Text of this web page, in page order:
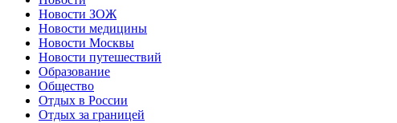
Новости ЗОЖ
Новости медицины
Новости Москвы
Новости путешествий
Образование
Общество
Отдых в России
Отдых за границей